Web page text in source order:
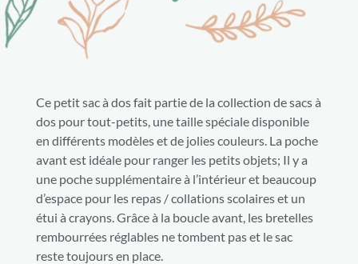
Ce petit sac à dos fait partie de la collection de sacs à
dos pour tout-petits, une taille spéciale disponible
en différents modèles et de jolies couleurs. La poche
avant est idéale pour ranger les petits objets; Il y a
une poche supplémentaire à l’intérieur et beaucoup
d’espace pour les repas / collations scolaires et un
étui à crayons. Grâce à la boucle avant, les bretelles
rembourrées réglables ne tombent pas et le sac
reste toujours en place.